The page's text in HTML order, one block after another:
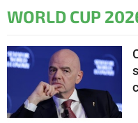
WORLD CUP